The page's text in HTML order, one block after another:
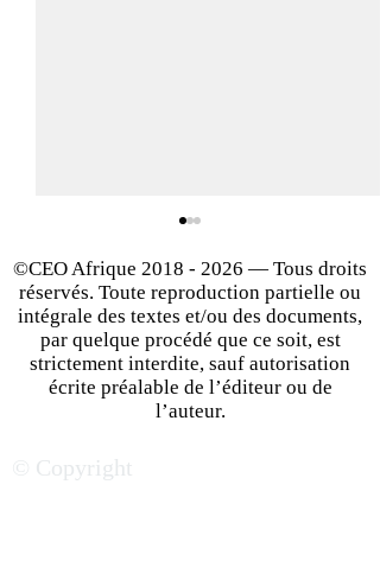
La classe moyenne en
aubaine & défis pour les
©CEO Afrique 2018 - 2026 — Tous droits
réservés. Toute reproduction partielle ou
intégrale des textes et/ou des documents,
par quelque procédé que ce soit, est
strictement interdite, sauf autorisation
écrite préalable de l’éditeur ou de
l’auteur.
© Copyright